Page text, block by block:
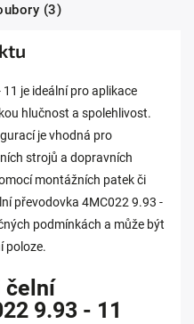
(3)
je ideální pro aplikace
hlučnost a spolehlivost.
je vhodná pro
strojů a dopravních
montážních patek či
převodovka 4MC022 9.93 -
podmínkách a může být
poloze.
čelní
9.93 - 11